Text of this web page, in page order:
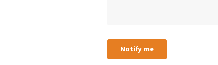
Notify me